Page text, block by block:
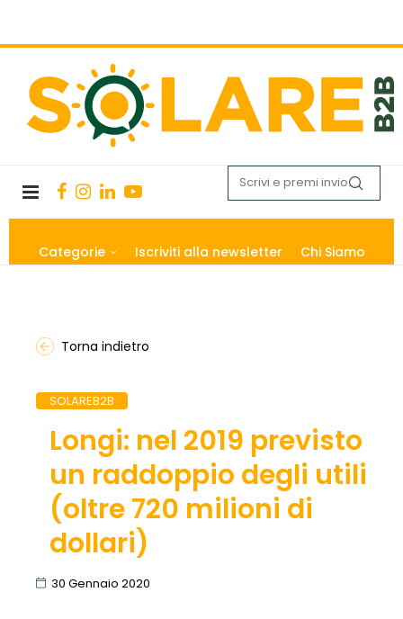
Categorie Iscriviti alla newsletter Chi Siamo
Torna indietro
SOLAREB2B
Longi: nel 2019 previsto
un raddoppio degli utili
(oltre 720 milioni di
dollari)
30 Gennaio 2020